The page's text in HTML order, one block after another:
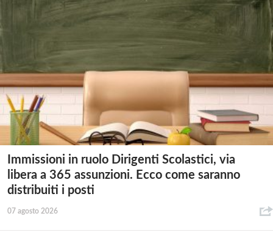
Immissioni in ruolo Dirigenti Scolastici, via
libera a 365 assunzioni. Ecco come saranno
distribuiti i posti
07 agosto 2026